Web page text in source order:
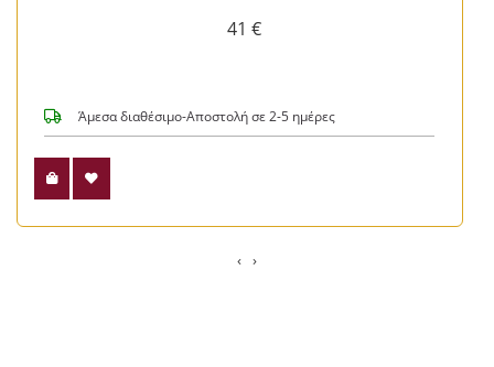
41 €
Άμεσα διαθέσιμο-Αποστολή σε 2-5 ημέρες
‹ ›